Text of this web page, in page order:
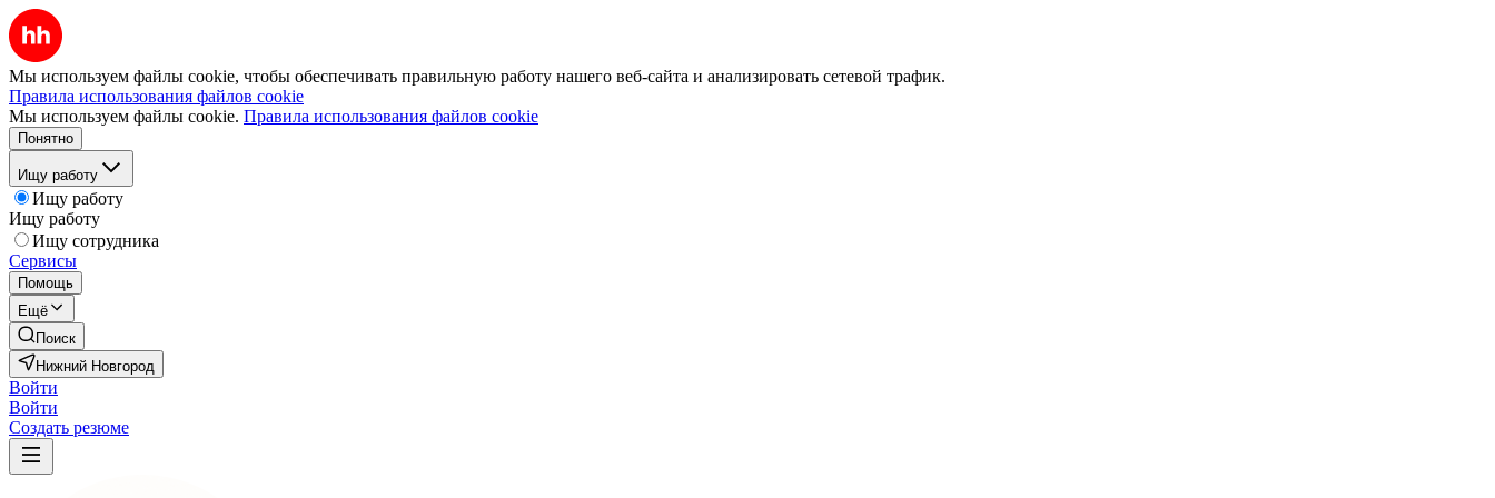
Мы используем файлы cookie, чтобы обеспечивать правильную работу нашего веб-сайта и анализировать сетевой трафик.
Правила использования файлов cookie
Мы используем файлы cookie. Правила использования файлов cookie
Понятно
Ищу работу
Ищу работу
Ищу работу
Ищу сотрудника
Сервисы
Помощь
Ещё
Поиск
Нижний Новгород
Войти
Войти
Создать резюме